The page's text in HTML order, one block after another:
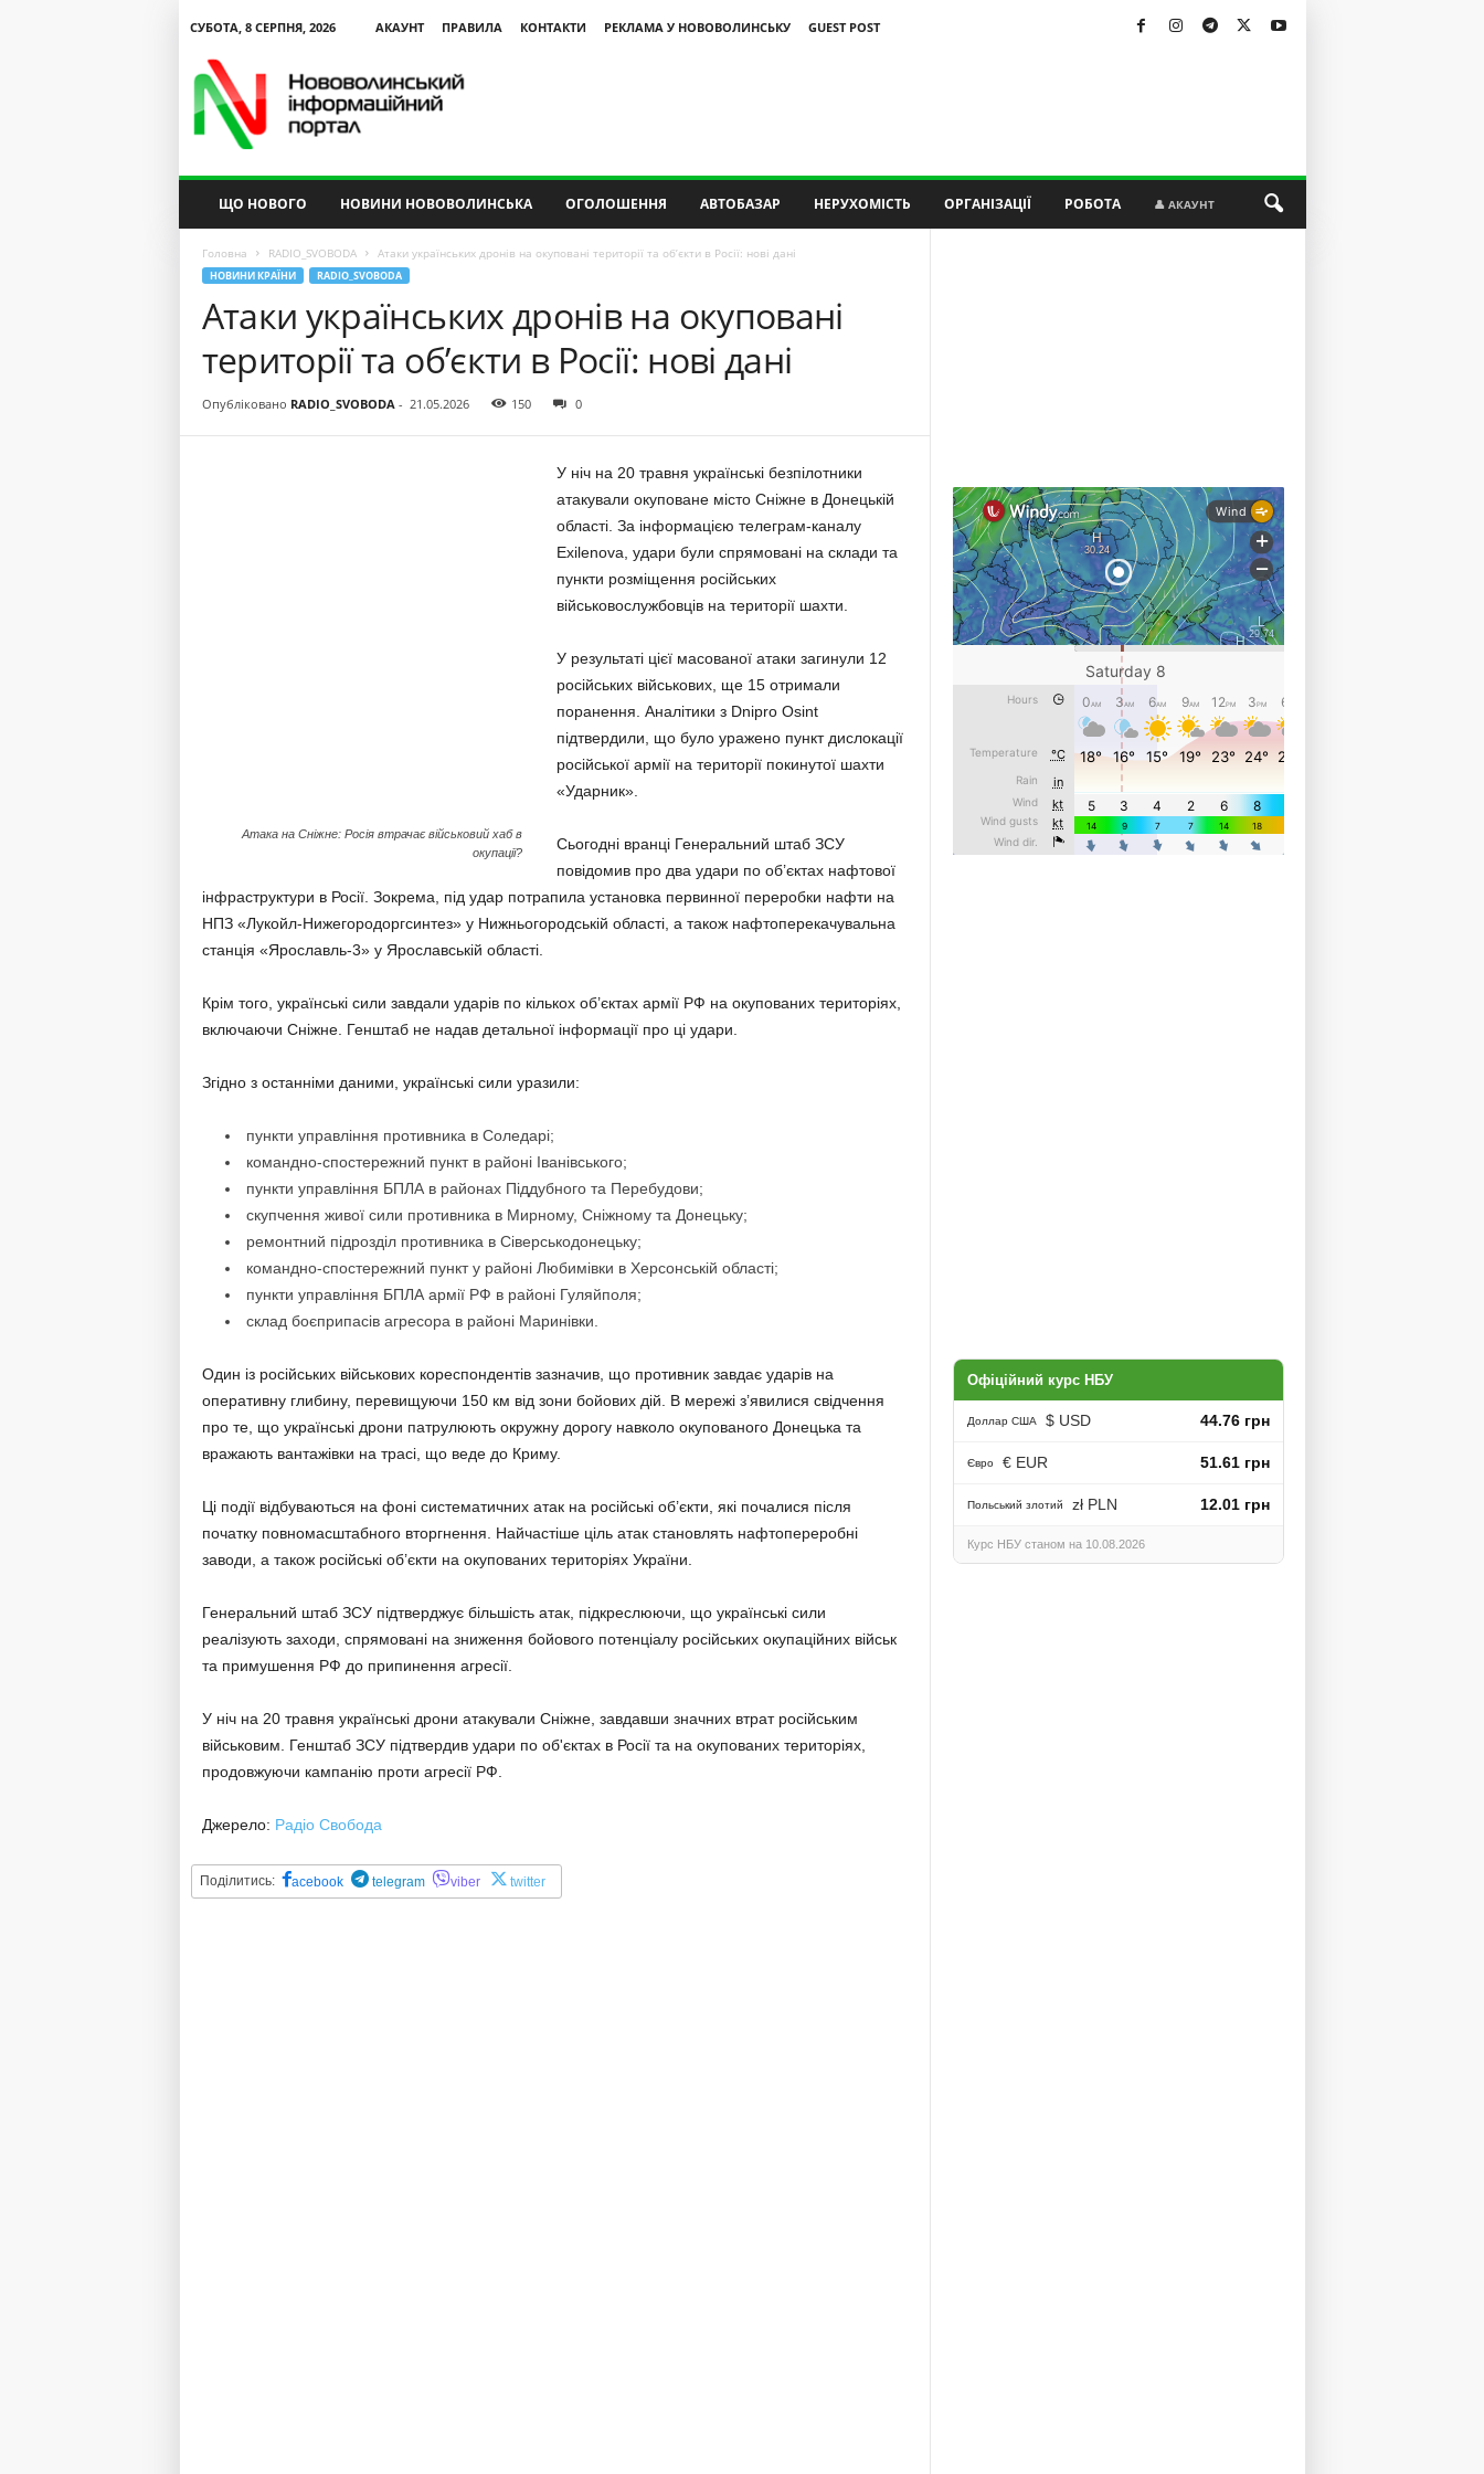
СУБОТА, 8 СЕРПНЯ, 2026 АКАУНТ ПРАВИЛА КОНТАКТИ РЕКЛАМА У НОВОВОЛИНСЬКУ
GUEST POST
ЩО НОВОГО НОВИНИ НОВОВОЛИНСЬКА ОГОЛОШЕННЯ АВТОБАЗАР НЕРУХОМІСТЬ ОРГАНІЗАЦІЇ РОБОТА 👤 АКАУНТ
Головна RADIO_SVOBODA Атаки українських дронів на окуповані території та об’єкти в Росії: нові дані
НОВИНИ КРАЇНИ RADIO_SVOBODA
Атаки українських дронів на окуповані
території та об’єкти в Росії: нові дані
Опубліковано RADIO_SVOBODA- 21.05.2026 150 0
Атака на Сніжне: Росія втрачає військовий хаб в
окупації?
У ніч на 20 травня українські безпілотники
атакували окуповане місто Сніжне в Донецькій
області. За інформацією телеграм-каналу
Exilenova, удари були спрямовані на склади та
пункти розміщення російських
військовослужбовців на території шахти.
У результаті цієї масованої атаки загинули 12
російських військових, ще 15 отримали
поранення. Аналітики з Dnipro Osint
підтвердили, що було уражено пункт дислокації
російської армії на території покинутої шахти
«Ударник».
Сьогодні вранці Генеральний штаб ЗСУ
повідомив про два удари по об’єктах нафтової
інфраструктури в Росії. Зокрема, під удар потрапила установка первинної переробки нафти на
НПЗ «Лукойл-Нижегородоргсинтез» у Нижньогородській області, а також нафтоперекачувальна
станція «Ярославль-3» у Ярославській області.
Крім того, українські сили завдали ударів по кількох об’єктах армії РФ на окупованих територіях,
включаючи Сніжне. Генштаб не надав детальної інформації про ці удари.
Згідно з останніми даними, українські сили уразили:
пункти управління противника в Соледарі;
командно-спостережний пункт в районі Іванівського;
пункти управління БПЛА в районах Піддубного та Перебудови;
скупчення живої сили противника в Мирному, Сніжному та Донецьку;
ремонтний підрозділ противника в Сіверськодонецьку;
командно-спостережний пункт у районі Любимівки в Херсонській області;
пункти управління БПЛА армії РФ в районі Гуляйполя;
склад боєприпасів агресора в районі Маринівки.
Один із російських військових кореспондентів зазначив, що противник завдає ударів на
оперативну глибину, перевищуючи 150 км від зони бойових дій. В мережі з’явилися свідчення
про те, що українські дрони патрулюють окружну дорогу навколо окупованого Донецька та
вражають вантажівки на трасі, що веде до Криму.
Ці події відбуваються на фоні систематичних атак на російські об’єкти, які почалися після
початку повномасштабного вторгнення. Найчастіше ціль атак становлять нафтопереробні
заводи, а також російські об’єкти на окупованих територіях України.
Генеральний штаб ЗСУ підтверджує більшість атак, підкреслюючи, що українські сили
реалізують заходи, спрямовані на зниження бойового потенціалу російських окупаційних військ
та примушення РФ до припинення агресії.
У ніч на 20 травня українські дрони атакували Сніжне, завдавши значних втрат російським
військовим. Генштаб ЗСУ підтвердив удари по об'єктах в Росії та на окупованих територіях,
продовжуючи кампанію проти агресії РФ.
Джерело: Радіо Свобода
Поділитись: acebook telegram viber twitter
Офіційний курс НБУ
Доллар США $ USD 44.76 грн
Євро € EUR 51.61 грн
Польський злотий zł PLN 12.01 грн
Курс НБУ станом на 10.08.2026